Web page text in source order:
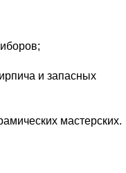
и запасных
мастерских.